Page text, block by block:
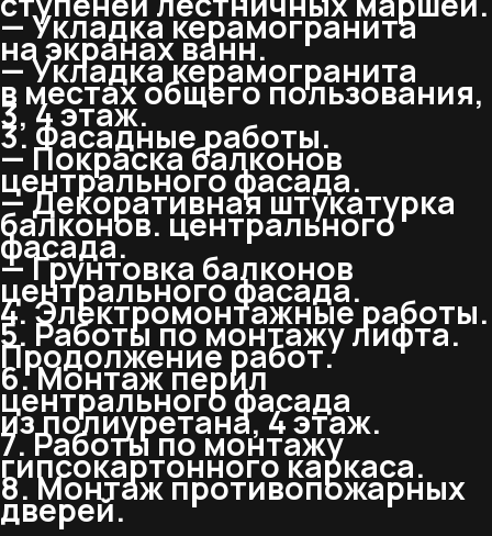
— Укладка керамогранита
на экранах ванн.
— Укладка керамогранита
в местах общего пользования,
3, 4 этаж.
3. Фасадные работы.
— Покраска балконов
центрального фасада.
— Декоративная штукатурка
балконов. центрального
фасада.
— Грунтовка балконов
центрального фасада.
4. Электромонтажные работы.
5. Работы по монтажу лифта.
Продолжение работ.
6. Монтаж перил
центрального фасада
из полиуретана, 4 этаж.
7. Работы по монтажу
гипсокартонного каркаса.
8. Монтаж противопожарных
дверей.